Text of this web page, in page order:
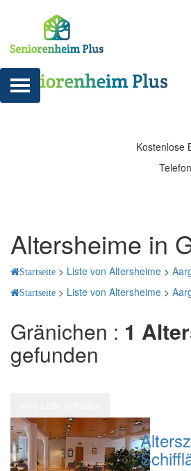
Kostenlose
Altersheime in
Startseite > Liste von Altersheime >
Startseite > Liste von Altersheime >
Gränichen : 1
gefunden